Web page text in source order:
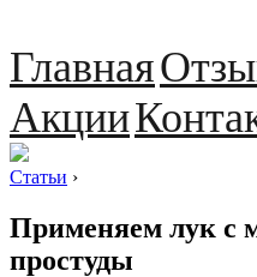
Главная
Акции
Статьи ›
Применяем лук с
простуды